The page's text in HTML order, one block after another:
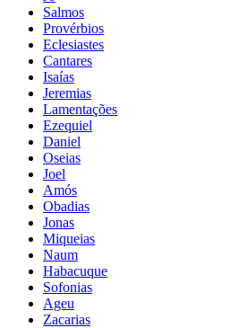
Salmos
Provérbios
Eclesiastes
Cantares
Isaías
Jeremias
Lamentações
Ezequiel
Daniel
Oseias
Joel
Amós
Obadias
Jonas
Miqueias
Naum
Habacuque
Sofonias
Ageu
Zacarias